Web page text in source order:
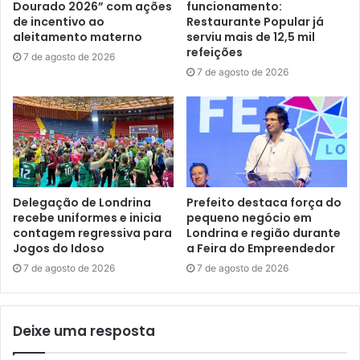
Município trabalhou para identificar pontos de melhoria,
sugerindo adequações aos órgãos e entidades municipais.
Também buscou implementar as mudanças necessárias
para assegurar que as informações estivessem sempre
atualizadas e disponíveis no portal. “Foi um trabalho
minucioso, mas essencial para alcançarmos esse
resultado. E, claro, contamos com a contribuição e
empenho de diversos setores da Prefeitura para que
conseguíssemos avançar nesse resultado, incluindo a
Ouvidoria, a Diretoria de Tecnologia da Informação (DTI) e
as secretarias que disponibilizam informações no portal.
Em 2023, o Município de Londrina atingiu o Selo Ouro
(segundo melhor), e agora conquistou o Selo Diamante,
uma evolução em relação ao ano passado”, contou.
Para a professora Vera Suguihiro, presidente do Conselho
Municipal de Transparência e Controle Social (CMTCS),
Dourado 2026” com ações
de incentivo ao
aleitamento materno
7 de agosto de 2026
funcionamento:
Restaurante Popular já
serviu mais de 12,5 mil
refeições
7 de agosto de 2026
Delegação de Londrina
recebe uniformes e inicia
contagem regressiva para
Jogos do Idoso
7 de agosto de 2026
Prefeito destaca força do
pequeno negócio em
Londrina e região durante
a Feira do Empreendedor
7 de agosto de 2026
Deixe uma resposta